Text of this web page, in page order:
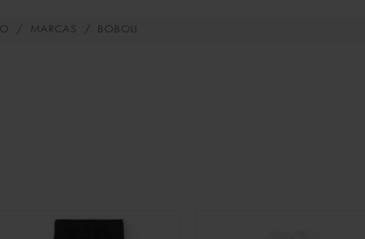
/ MARCAS / BOBOLI